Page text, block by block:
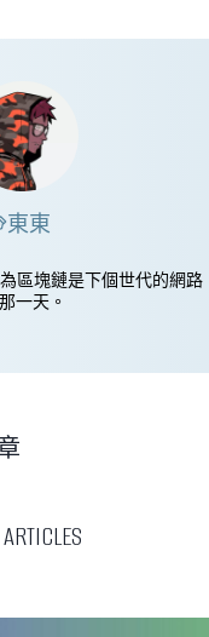
東東
區塊鏈是下個世代的網路
一天。